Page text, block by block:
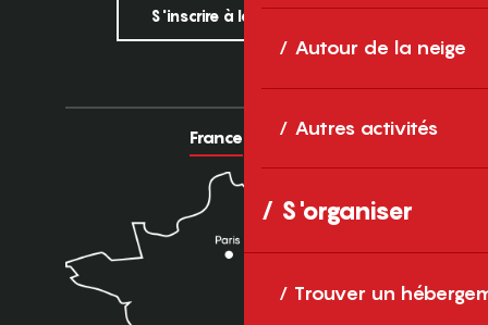
Autour de la neige
Autres activités
S'organiser
Trouver un
S'inscrire à la newsletter
France Europe